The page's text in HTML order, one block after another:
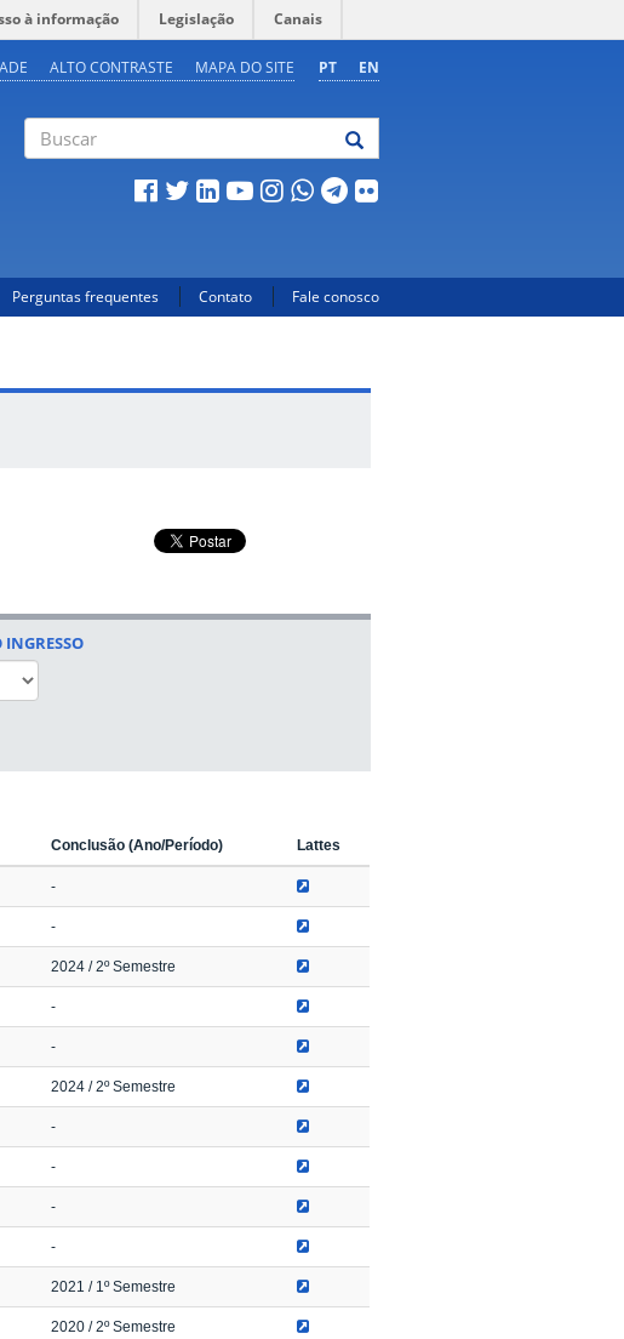
à informação Legislação Canais
PT EN
ALTO CONTRASTE MAPA DO SITE
Perguntas frequentes Contato Fale conosco
Conclusão (Ano/Período) Lattes
-
-
2024 / 2º Semestre
-
-
2024 / 2º Semestre
-
-
-
-
2021 / 1º Semestre
2020 / 2º Semestre